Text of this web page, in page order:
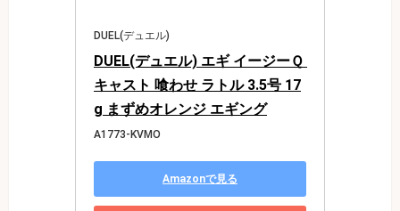
DUEL(デュエル)
DUEL(デュエル) エギ イージーＱ
キャスト 喰わせ ラトル 3.5号 17
g まずめオレンジ エギング
A1773-KVMO
Amazonで見る